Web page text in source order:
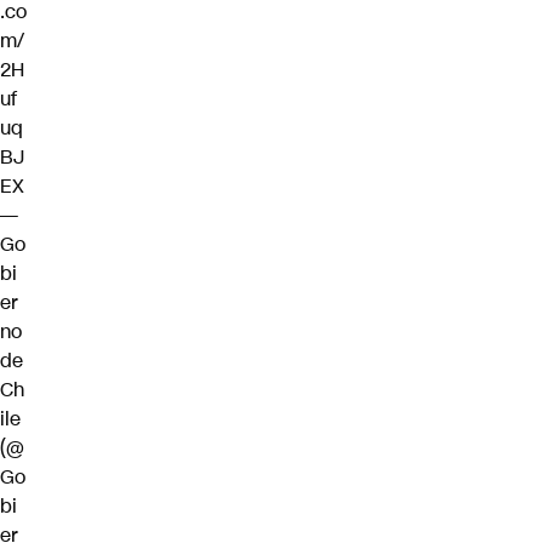
.co
m/
2H
uf
uq
BJ
EX
—
Go
bi
er
no
de
Ch
ile
(@
Go
bi
er